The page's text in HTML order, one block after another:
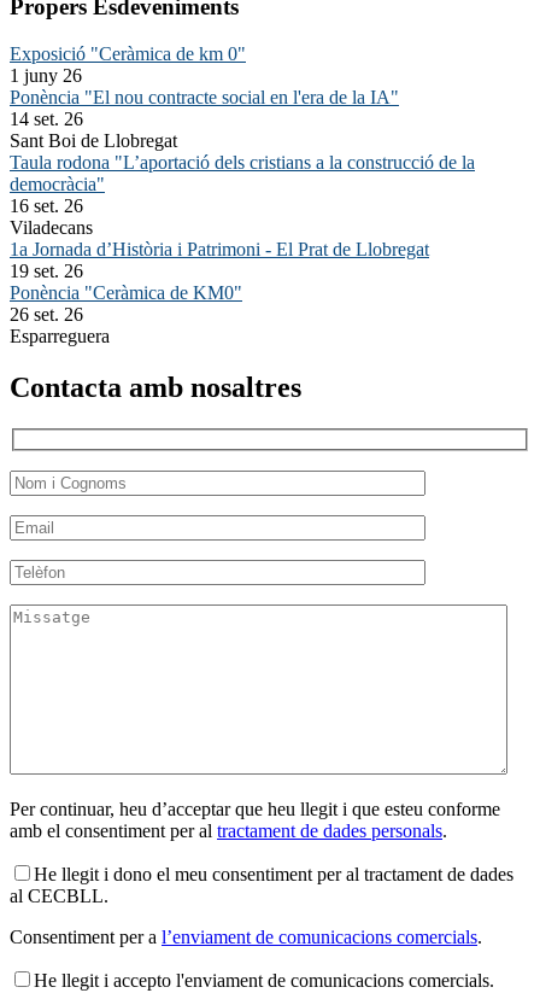
Propers Esdeveniments
Exposició "Ceràmica de km 0"
1 juny 26
Ponència "El nou contracte social en l'era de la IA"
14 set. 26
Sant Boi de Llobregat
Taula rodona "L’aportació dels cristians a la construcció de la
democràcia"
16 set. 26
Viladecans
1a Jornada d’Història i Patrimoni - El Prat de Llobregat
19 set. 26
Ponència "Ceràmica de KM0"
26 set. 26
Esparreguera
Contacta amb nosaltres
Per continuar, heu d’acceptar que heu llegit i que esteu conforme
amb el consentiment per al tractament de dades personals.
He llegit i dono el meu consentiment per al tractament de dades
al CECBLL.
Consentiment per a l’enviament de comunicacions comercials.
He llegit i accepto l'enviament de comunicacions comercials.